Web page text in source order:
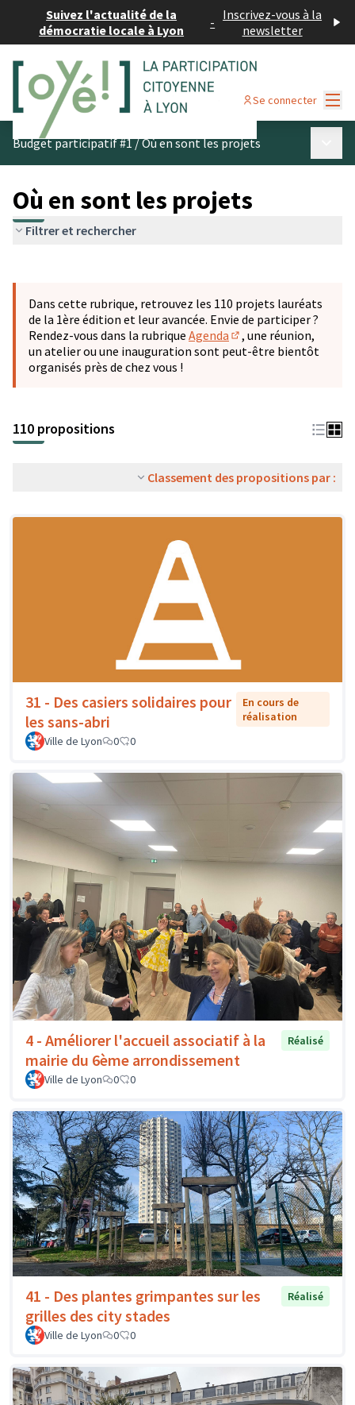
Suivez l'actualité de la
démocratie locale à Lyon
- Inscrivez-vous à la
newsletter
Se connecter
Budget participatif #1/Où en sont les projets
Où en sont les projets
Filtrer et rechercher
−
Dans cette rubrique, retrouvez les 110 projets lauréats
de la 1ère édition et leur avancée. Envie de participer ?
Rendez-vous dans la rubrique Agenda
(S'ouvre dans un
, une réunion,
un atelier ou une inauguration sont peut-être bientôt
organisés près de chez vous !
110 propositions
Classement des propositions par :
31 - Des casiers solidaires pour
les sans-abri
En cours de
réalisation
Ville de Lyon
0 0
4 - Améliorer l'accueil associatif à la
mairie du 6ème arrondissement
Réalisé
Ville de Lyon 0 0
41 - Des plantes grimpantes sur les
grilles des city stades
Réalisé
Ville de Lyon 0 0